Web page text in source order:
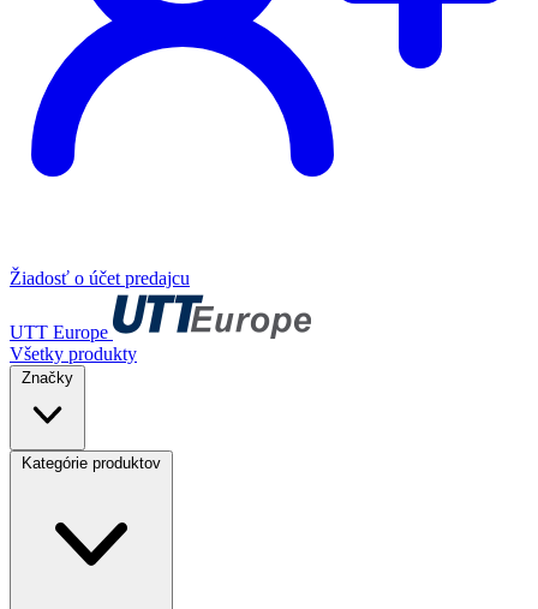
Žiadosť o účet predajcu
UTT Europe
Všetky produkty
Značky
Kategórie produktov